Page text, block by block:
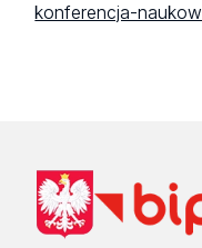
konferencja-